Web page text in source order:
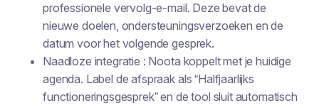
professionele vervolg-e-mail. Deze bevat de
nieuwe doelen, ondersteuningsverzoeken en de
datum voor het volgende gesprek.
Naadloze integratie : Noota koppelt met je huidige
agenda. Label de afspraak als “Halfjaarlijks
functioneringsgesprek” en de tool sluit automatisch